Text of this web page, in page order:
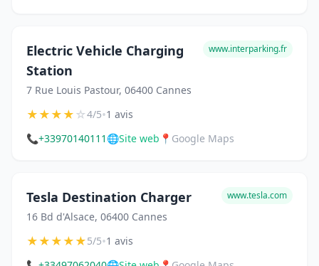
Electric Vehicle Charging
Station
7 Rue Louis Pastour, 06400 Cannes
www.interparking.fr
★★★★☆4/5•1 avis
📞+33970140111 🌐Site web 📍 Google Maps
Tesla Destination Charger
16 Bd d'Alsace, 06400 Cannes
www.tesla.com
★★★★★5/5•1 avis